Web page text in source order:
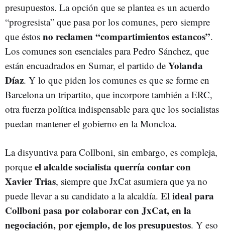
presupuestos. La opción que se plantea es un acuerdo
“progresista” que pasa por los comunes, pero siempre
que éstos no reclamen “compartimientos estancos”.
Los comunes son esenciales para Pedro Sánchez, que
están encuadrados en Sumar, el partido de Yolanda
Díaz. Y lo que piden los comunes es que se forme en
Barcelona un tripartito, que incorpore también a ERC,
otra fuerza política indispensable para que los socialistas
puedan mantener el gobierno en la Moncloa.
La disyuntiva para Collboni, sin embargo, es compleja,
porque el alcalde socialista querría contar con
Xavier Trias, siempre que JxCat asumiera que ya no
puede llevar a su candidato a la alcaldía. El ideal para
Collboni pasa por colaborar con JxCat, en la
negociación, por ejemplo, de los presupuestos. Y eso